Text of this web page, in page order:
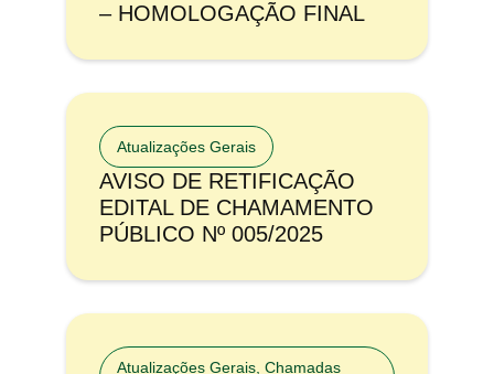
– HOMOLOGAÇÃO FINAL
Atualizações Gerais
AVISO DE RETIFICAÇÃO
EDITAL DE CHAMAMENTO
PÚBLICO Nº 005/2025
Atualizações Gerais Chamadas